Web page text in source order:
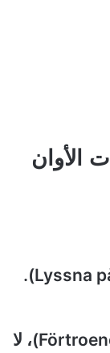
الأوان
ابنوا علاقة قائمة على الثقة (Förtroende)، لا